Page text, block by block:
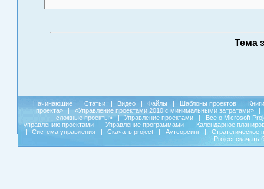
Тема
Начинающие | Статьи | Видео | Файлы | Шаблоны проектов |
Книги
проекта»
| «Управление проектами 2010 с минимальными затратами»
|
сложные проекты»
| Управление проектами |
Все о Microsoft
управлению проектами
| Управление программами |
Календарное
|
Система управления | Скачать project | Аутсорсинг |
Стратегическое
Project скачать